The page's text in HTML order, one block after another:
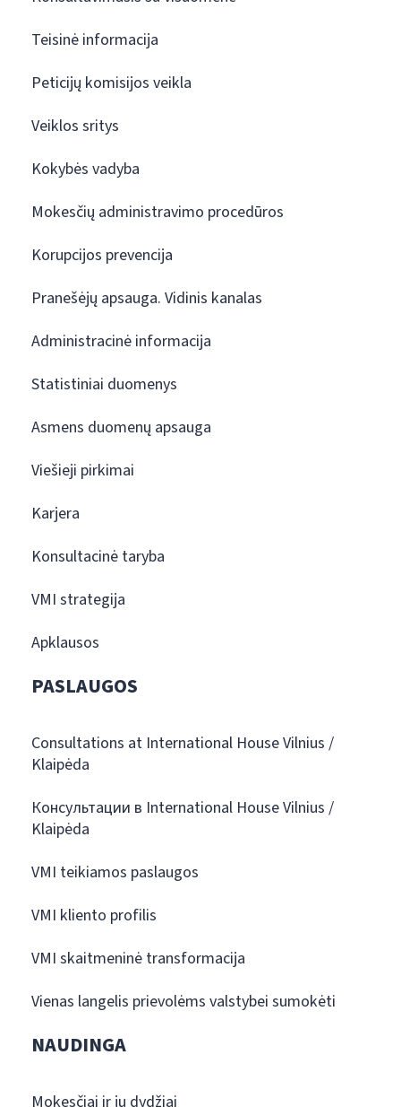
Teisinė informacija
Peticijų komisijos veikla
Veiklos sritys
Kokybės vadyba
Mokesčių administravimo procedūros
Korupcijos prevencija
Pranešėjų apsauga. Vidinis kanalas
Administracinė informacija
Statistiniai duomenys
Asmens duomenų apsauga
Viešieji pirkimai
Karjera
Konsultacinė taryba
VMI strategija
Apklausos
PASLAUGOS
Consultations at International House Vilnius /
Klaipėda
Консультации в International House Vilnius /
Klaipėda
VMI teikiamos paslaugos
VMI kliento profilis
VMI skaitmeninė transformacija
Vienas langelis prievolėms valstybei sumokėti
NAUDINGA
Mokesčiai ir jų dydžiai